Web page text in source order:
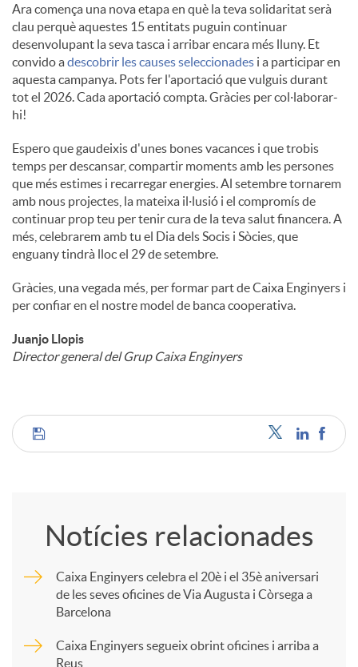
Ara comença una nova etapa en què la teva solidaritat serà
clau perquè aquestes 15 entitats puguin continuar
desenvolupant la seva tasca i arribar encara més lluny. Et
convido adescobrir les causes seleccionades i a participar en
aquesta campanya. Pots fer l'aportació que vulguis durant
tot el 2026. Cada aportació compta. Gràcies per col·laborar-
hi!
Espero que gaudeixis d'unes bones vacances i que trobis
temps per descansar, compartir moments amb les persones
que més estimes i recarregar energies. Al setembre tornarem
amb nous projectes, la mateixa il·lusió i el compromís de
continuar prop teu per tenir cura de la teva salut financera. A
més, celebrarem amb tu el Dia dels Socis i Sòcies, que
enguany tindrà lloc el 29 de setembre.
Gràcies, una vegada més, per formar part de Caixa Enginyers i
per confiar en el nostre model de banca cooperativa.
Juanjo Llopis
Director general del Grup Caixa Enginyers
C
Notícies relacionades
Caixa Enginyers celebra el 20è i el 35è aniversari
de les seves oficines de Via Augusta i Còrsega a
Barcelona
Caixa Enginyers segueix obrint oficines i arriba a
Reus